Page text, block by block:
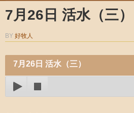
7月26日 活水（三）
BY 好牧人
7月26日 活水（三）